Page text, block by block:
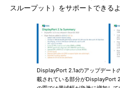
スループット）をサポートできる
DisplayPort 2.1aのアップデート
載されている部分がDisplayPort